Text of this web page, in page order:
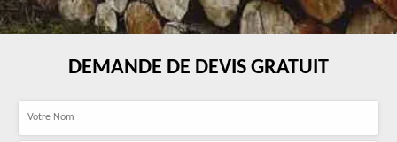
DEMANDE DE DEVIS GRATUIT